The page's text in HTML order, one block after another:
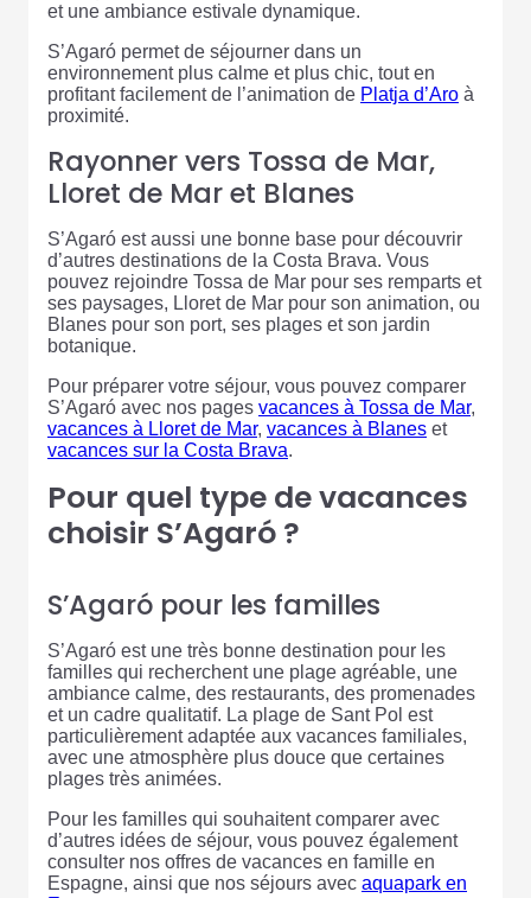
et une ambiance estivale dynamique.
S’Agaró permet de séjourner dans un
environnement plus calme et plus chic, tout en
profitant facilement de l’animation de Platja d’Aro à
proximité.
Rayonner vers Tossa de Mar,
Lloret de Mar et Blanes
S’Agaró est aussi une bonne base pour découvrir
d’autres destinations de la Costa Brava. Vous
pouvez rejoindre Tossa de Mar pour ses remparts et
ses paysages, Lloret de Mar pour son animation, ou
Blanes pour son port, ses plages et son jardin
botanique.
Pour préparer votre séjour, vous pouvez comparer
S’Agaró avec nos pages vacances à Tossa de Mar,
vacances à Lloret de Mar, vacances à Blanes et
vacances sur la Costa Brava.
Pour quel type de vacances
choisir S’Agaró ?
S’Agaró pour les familles
S’Agaró est une très bonne destination pour les
familles qui recherchent une plage agréable, une
ambiance calme, des restaurants, des promenades
et un cadre qualitatif. La plage de Sant Pol est
particulièrement adaptée aux vacances familiales,
avec une atmosphère plus douce que certaines
plages très animées.
Pour les familles qui souhaitent comparer avec
d’autres idées de séjour, vous pouvez également
consulter nos offres de vacances en famille en
Espagne, ainsi que nos séjours avec aquapark en